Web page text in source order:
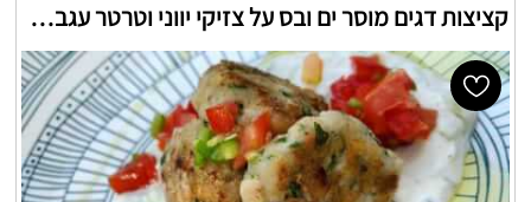
קציצות דגים מוסר ים ובס על צזיקי יווני וטרטר עגבניות חריפות